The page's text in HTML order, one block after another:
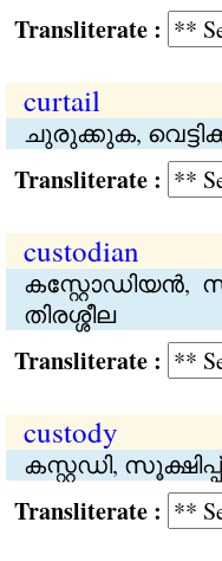
:
curtail
ചുരുക്കുക,
:
custodian
കസ്റ്റോഡിയന്‍,
തിരശ്ശീല
:
custody
കസ്റ്റഡി,
: